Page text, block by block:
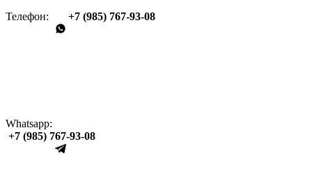
Телефон: +7 (985) 767‑93‑08
Whatsapp:
+7 (985) 767‑93‑08